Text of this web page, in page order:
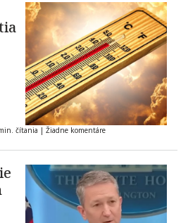
čítania | Žiadne komentáre